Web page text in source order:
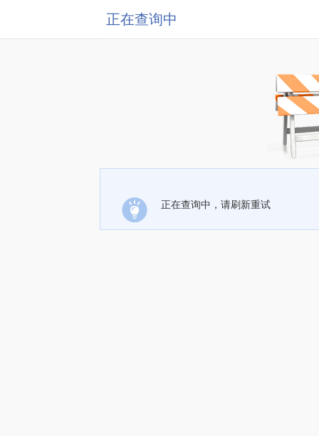
正在查询中
正在查询中，请刷新重试